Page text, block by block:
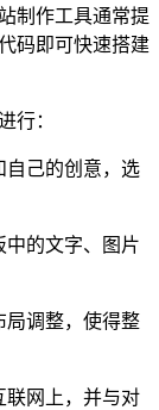
制作工具通常提
码即可快速搭建
行：
自己的创意，选
中的文字、图片
局调整，使得整
联网上，并与对